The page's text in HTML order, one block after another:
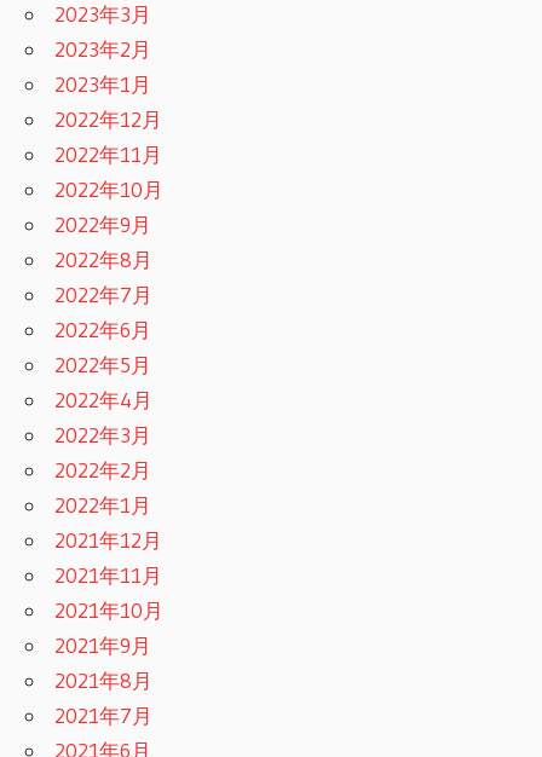
2023年3月
2023年2月
2023年1月
2022年12月
2022年11月
2022年10月
2022年9月
2022年8月
2022年7月
2022年6月
2022年5月
2022年4月
2022年3月
2022年2月
2022年1月
2021年12月
2021年11月
2021年10月
2021年9月
2021年8月
2021年7月
2021年6月